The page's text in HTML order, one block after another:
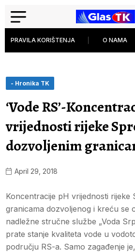
PRAVILA KORIŠTENJA O NAMA
- Hronika TK
‘Vode RS’-
vrijednosti rijeke
dozvoljenim
April 29, 2018
Koncentracije pH vrijednosti rijeke
granicama dozvoljenog i kreću se
nadležne stručne službe „Voda
prate stanje kvaliteta vode u
području RS-a. Samo zagađenje